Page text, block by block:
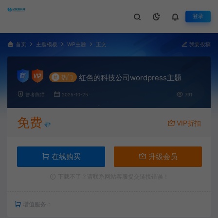
登录
首页 主题模板 WP主题 正文 我要投稿
# 热门 红色的科技公司wordpress主题
智者熊猫 2025-10-25 791
免费 💎 VIP折扣
在线购买 升级会员
增值服务：